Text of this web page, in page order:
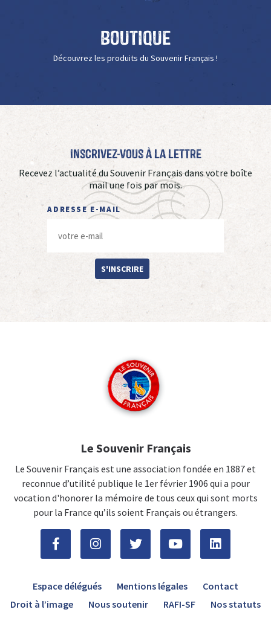
Boutique
Découvrez les produits du Souvenir Français !
Inscrivez-vous à La Lettre
Recevez l’actualité du Souvenir Français dans votre boîte
mail une fois par mois.
ADRESSE E-MAIL
S'INSCRIRE
Le Souvenir Français
Le Souvenir Français est une association fondée en 1887 et
reconnue d’utilité publique le 1er février 1906 qui a pour
vocation d'honorer la mémoire de tous ceux qui sont morts
pour la France qu’ils soient Français ou étrangers.
Espace délégués Mentions légales
Contact
Droit à l’image
Nous soutenir RAFI-SF Nos statuts